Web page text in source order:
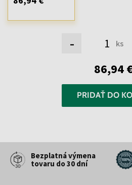
- ks
86,94
PRIDAŤ DO
Bezplatná výmena
tovaru do 30 dní